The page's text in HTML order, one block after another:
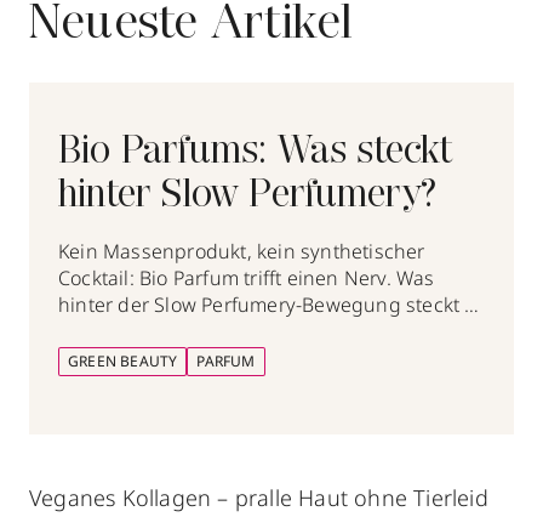
Neueste Artikel
Bio Parfums: Was steckt
hinter Slow Perfumery?
Kein Massenprodukt, kein synthetischer
Cocktail: Bio Parfum trifft einen Nerv. Was
hinter der Slow Perfumery-Bewegung steckt –
GREEN BEAUTY PARFUM
Veganes Kollagen – pralle Haut ohne Tierleid